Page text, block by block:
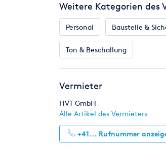
Weitere Kategorien des
Personal Baustelle &
Ton & Beschallung
Vermieter
HVT GmbH
Alle Artikel des Vermieters
+41... Rufnummer